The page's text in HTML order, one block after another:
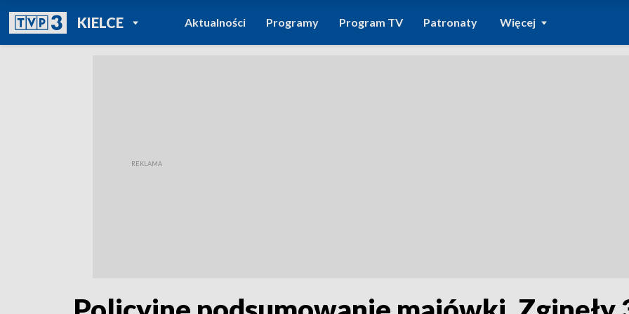
KIELCEPOWRÓT DO
TVP REGIONY
Aktualności Programy Program TV Patronaty Więcej